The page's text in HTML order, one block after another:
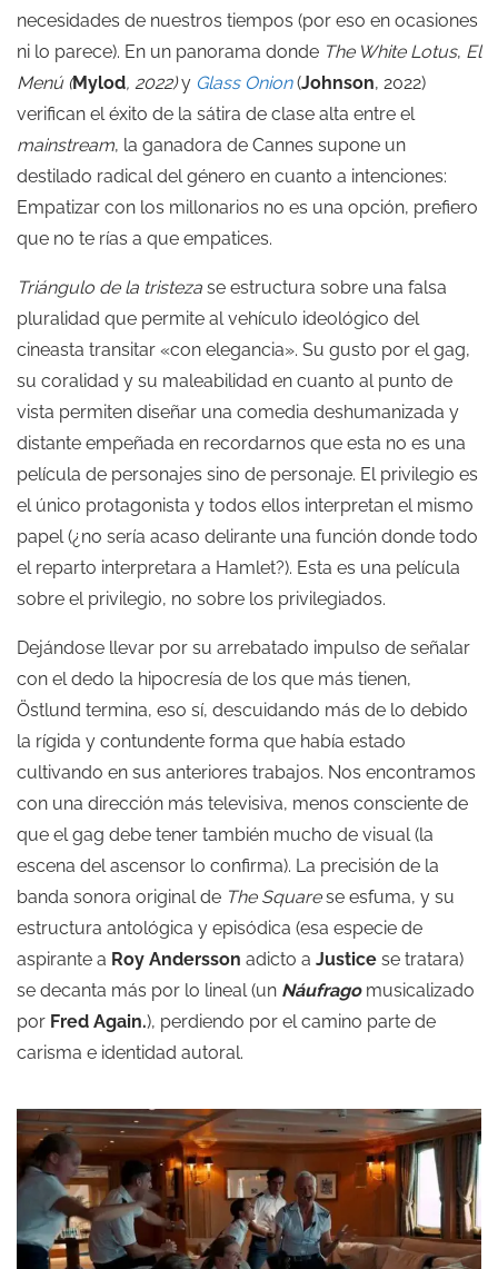
necesidades de nuestros tiempos (por eso en ocasiones
ni lo parece). En un panorama donde The White Lotus, El
Menú (Mylod, 2022)y Glass Onion(Johnson, 2022)
verifican el éxito de la sátira de clase alta entre el
mainstream, la ganadora de Cannes supone un
destilado radical del género en cuanto a intenciones:
Empatizar con los millonarios no es una opción, prefiero
que no te rías a que empatices.
Triángulo de la tristeza se estructura sobre una falsa
pluralidad que permite al vehículo ideológico del
cineasta transitar «con elegancia». Su gusto por el gag,
su coralidad y su maleabilidad en cuanto al punto de
vista permiten diseñar una comedia deshumanizada y
distante empeñada en recordarnos que esta no es una
película de personajes sino de personaje. El privilegio es
el único protagonista y todos ellos interpretan el mismo
papel (¿no sería acaso delirante una función donde todo
el reparto interpretara a Hamlet?). Esta es una película
sobre el privilegio, no sobre los privilegiados.
Dejándose llevar por su arrebatado impulso de señalar
con el dedo la hipocresía de los que más tienen,
Östlund termina, eso sí, descuidando más de lo debido
la rígida y contundente forma que había estado
cultivando en sus anteriores trabajos. Nos encontramos
con una dirección más televisiva, menos consciente de
que el gag debe tener también mucho de visual (la
escena del ascensor lo confirma). La precisión de la
banda sonora original de The Squarese esfuma, y su
estructura antológica y episódica (esa especie de
aspirante a Roy Andersson adicto a Justice se tratara)
se decanta más por lo lineal (un Náufragomusicalizado
por Fred Again.), perdiendo por el camino parte de
carisma e identidad autoral.